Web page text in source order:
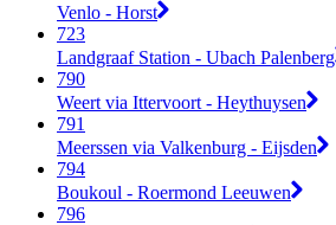
Venlo - Horst
723
Landgraaf Station - Ubach Palenberg
790
Weert via Ittervoort - Heythuysen
791
Meerssen via Valkenburg - Eijsden
794
Boukoul - Roermond Leeuwen
796